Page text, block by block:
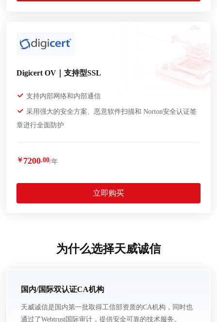
Digicert OV｜支持型SSL
支持内部网络和内部通信
采用强大的安全方案、恶意软件扫描和 Norton安全认证签
章进行全面防护
￥ 7200.00/年
立即购买
为什么选择天威诚信
国内/国际双认证CA机构
天威诚信是国内第一批取得工信部资质的CA机构，同时也
通过了Webtrust国际审计，提供安全可靠的技术服务。